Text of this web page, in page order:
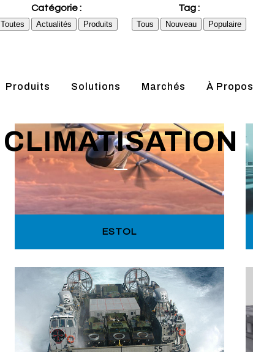
Catégorie :
Toutes Actualités Produits
Tag :
Tous Nouveau Populaire
Produits Solutions Marchés À Propos
CLIMATISATION
ESTOL